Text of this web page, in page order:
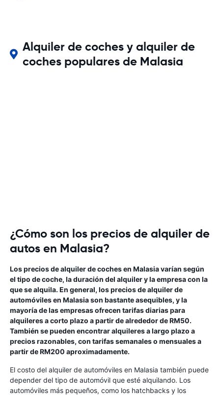
Alquiler de coches y alquiler de
coches populares de Malasia
¿Cómo son los precios de alquiler de
autos en Malasia?
Los precios de alquiler de coches en Malasia varían según
el tipo de coche, la duración del alquiler y la empresa con la
que se alquila. En general, los precios de alquiler de
automóviles en Malasia son bastante asequibles, y la
mayoría de las empresas ofrecen tarifas diarias para
alquileres a corto plazo a partir de alrededor de RM50.
También se pueden encontrar alquileres a largo plazo a
precios razonables, con tarifas semanales o mensuales a
partir de RM200 aproximadamente.
El costo del alquiler de automóviles en Malasia también puede
depender del tipo de automóvil que esté alquilando. Los
automóviles más pequeños, como los hatchbacks y los